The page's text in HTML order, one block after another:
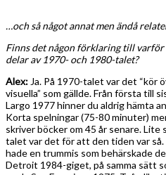
…och så något annat men ändå
Finns det någon förklaring till varför
delar av 1970- och 1980-talet?
Alex: Ja. På 1970-talet var det “kör
visuella” som gällde. Från första till
Largo 1977 hinner du aldrig hämta
Korta spelningar (75-80 minuter)
skriver böcker om 45 år senare. Lite
talet var det för att den tiden var så.
hade en trummis som behärskade
Detroit 1984-giget, på samma sätt